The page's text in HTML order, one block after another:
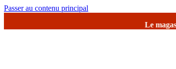
Passer au contenu principal
Le magasin de Jambville et